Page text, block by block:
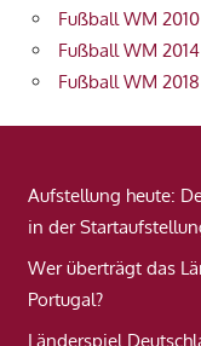
Fußball WM
Fußball WM
Fußball WM
Aufstellung heute:
in der
Wer überträgt das
Portugal?
Länderspiel